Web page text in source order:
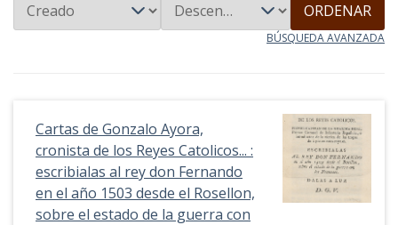
ORDENAR
BÚSQUEDA AVANZADA
Cartas de Gonzalo Ayora,
cronista de los Reyes Catolicos... :
escribialas al rey don Fernando
en el año 1503 desde el Rosellon,
sobre el estado de la guerra con